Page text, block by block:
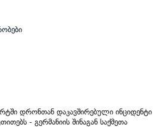
დრონთან დაკავშირებული ინციდენტი
- გერმანიის შინაგან საქმეთა